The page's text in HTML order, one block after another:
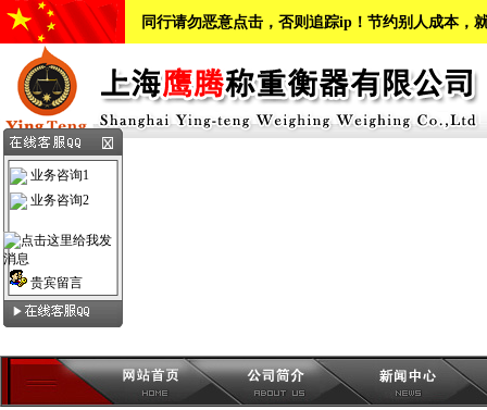
同行请勿恶意点击，否则追踪ip！节约别人成本，
业务咨询1
业务咨询2
贵宾留言